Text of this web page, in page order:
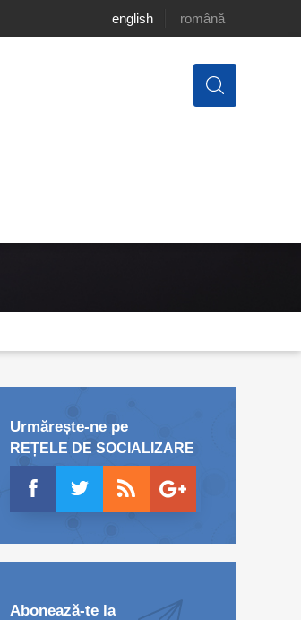
english română
Urmărește-ne pe
REȚELE DE SOCIALIZARE
Abonează-te la